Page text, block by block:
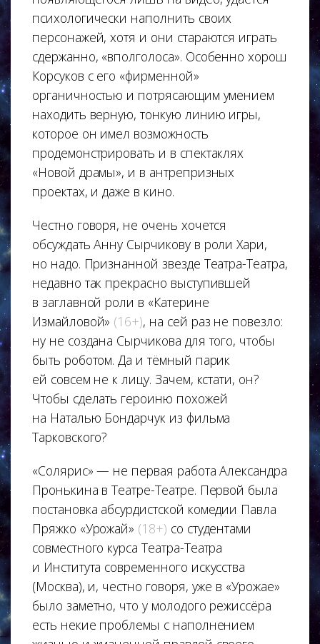
психологически наполнить своих
персонажей, хотя и они стараются играть
сдержанно, «вполголоса». Особенно хорош
Корсуков с его «фирменной»
органичностью и потрясающим умением
находить верную, тонкую линию игры,
которое он имел возможность
продемонстрировать и в спектаклях
«Новой драмы», и в антрепризных
проектах, и даже в кино.
Честно говоря, не очень хочется
обсуждать Анну Сырчикову в роли Хари,
но надо. Признанной звезде Театра-Театра,
недавно так прекрасно выступившей
в заглавной роли в «Катерине
Измайловой» (16+), на сей раз не повезло:
ну не создана Сырчикова для того, чтобы
быть роботом. Да и тёмный парик
ей совсем не к лицу. Зачем, кстати, он?
Чтобы сделать героиню похожей
на Наталью Бондарчук из фильма
Тарковского?
«Солярис» — не первая работа Александра
Пронькина в Театре-Театре. Первой была
постановка абсурдистской комедии Павла
Пряжко «Урожай» (18+) со студентами
совместного курса Театра-Театра
и Института современного искусства
(Москва), и, честно говоря, уже в «Урожае»
было заметно, что у молодого режиссёра
есть некие проблемы с наполнением